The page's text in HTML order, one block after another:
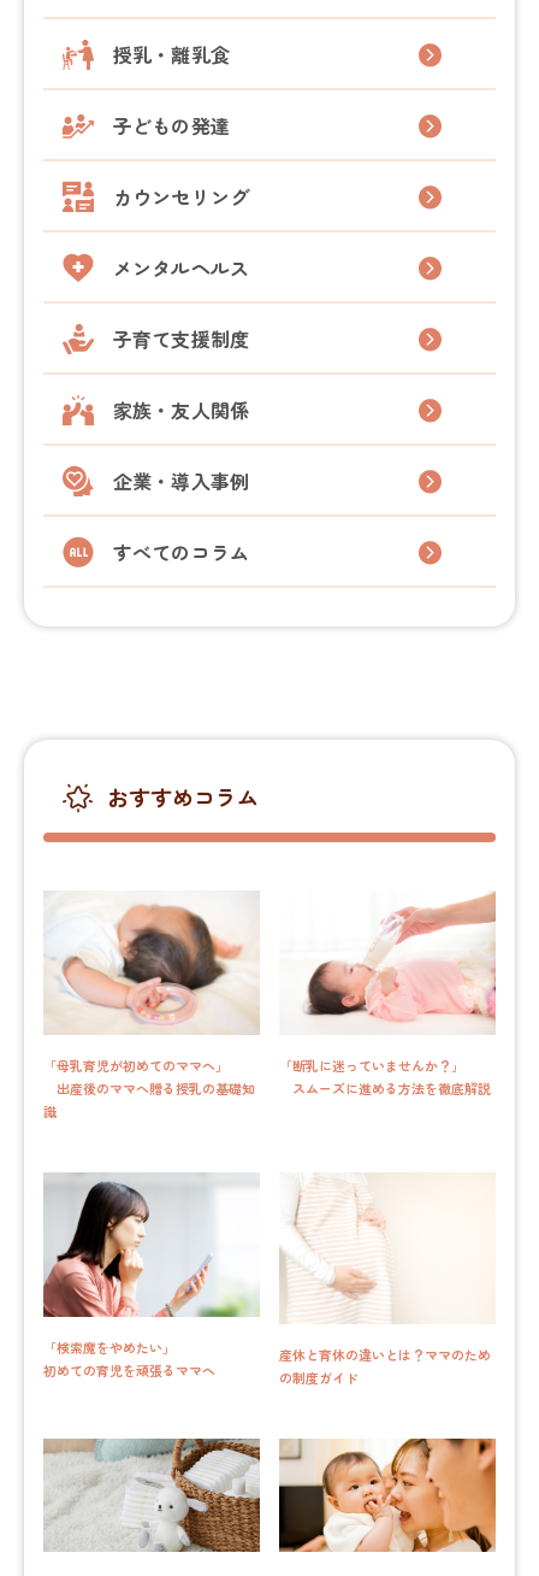
授乳・離乳食
子どもの発達
カウンセリング
メンタルヘルス
子育て支援制度
家族・友人関係
企業・導入事例
すべてのコラム
おすすめコラム
「母乳育児が初めてのママへ」
出産後のママへ贈る授乳の基礎知
識
「断乳に迷っていませんか？」
スムーズに進める方法を徹底解説
「検索魔をやめたい」
初めての育児を頑張るママへ
産休と育休の違いとは？ママのため
の制度ガイド